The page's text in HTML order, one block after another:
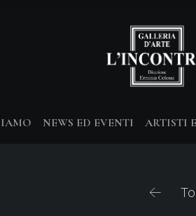
NEWS ED EVENTI ARTISTI